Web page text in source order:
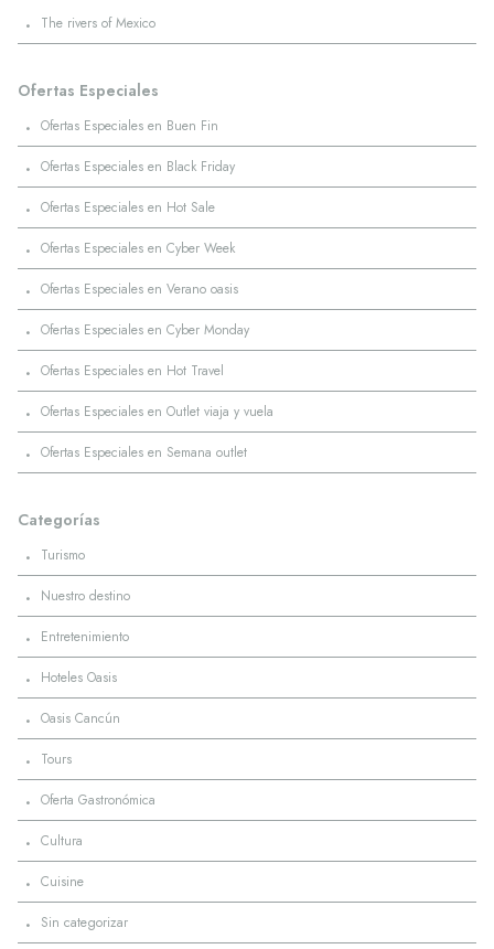
· The rivers of Mexico
Ofertas Especiales
· Ofertas Especiales en Buen Fin
· Ofertas Especiales en Black Friday
· Ofertas Especiales en Hot Sale
· Ofertas Especiales en Cyber Week
· Ofertas Especiales en Verano oasis
· Ofertas Especiales en Cyber Monday
· Ofertas Especiales en Hot Travel
· Ofertas Especiales en Outlet viaja y vuela
· Ofertas Especiales en Semana outlet
Categorías
· Turismo
· Nuestro destino
· Entretenimiento
· Hoteles Oasis
· Oasis Cancún
· Tours
· Oferta Gastronómica
· Cultura
· Cuisine
· Sin categorizar